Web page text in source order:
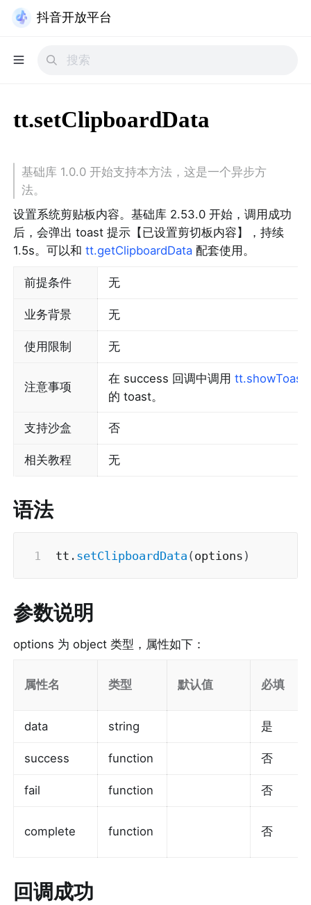
抖音开放平台
tt.setClipboardData
基础库 1.0.0 开始支持本方法，这是一个异步方
法。
设置系统剪贴板内容。基础库 2.53.0 开始，调用成功
后，会弹出 toast 提示【已设置剪切板内容】，持续
1.5s。可以和 tt.getClipboardData 配套使用。
前提条件 无
业务背景 无
使用限制 无
注意事项
在 success 回调中调用 tt.showToast
的 toast。
支持沙盒 否
相关教程 无
语法
tt . setClipboardData ( options )
参数说明
options 为 object 类型，属性如下：
属性名 类型 默认值 必填
data string 是
success function 否
fail function 否
complete function 否
回调成功